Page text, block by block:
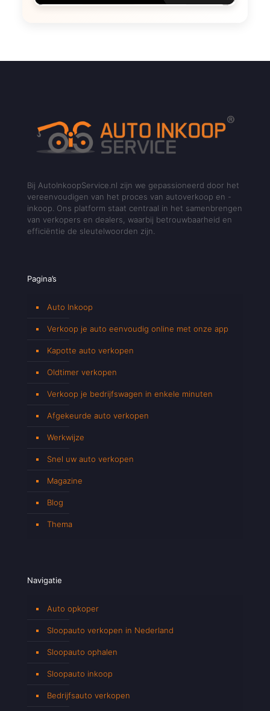
Bij AutoInkoopService.nl zijn we gepassioneerd door het
vereenvoudigen van het proces van autoverkoop en -
inkoop. Ons platform staat centraal in het samenbrengen
van verkopers en dealers, waarbij betrouwbaarheid en
efficiëntie de sleutelwoorden zijn.
Pagina’s
Auto Inkoop
Verkoop je auto eenvoudig online met onze app
Kapotte auto verkopen
Oldtimer verkopen
Verkoop je bedrijfswagen in enkele minuten
Afgekeurde auto verkopen
Werkwijze
Snel uw auto verkopen
Magazine
Blog
Thema
Navigatie
Auto opkoper
Sloopauto verkopen in Nederland
Sloopauto ophalen
Sloopauto inkoop
Bedrijfsauto verkopen